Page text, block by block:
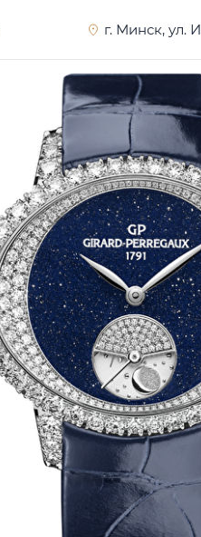
г. Минск, ул.